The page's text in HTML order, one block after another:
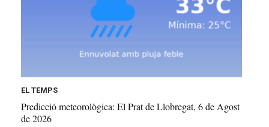
EL TEMPS
Predicció meteorològica: El Prat de Llobregat, 6 de Agost
de 2026